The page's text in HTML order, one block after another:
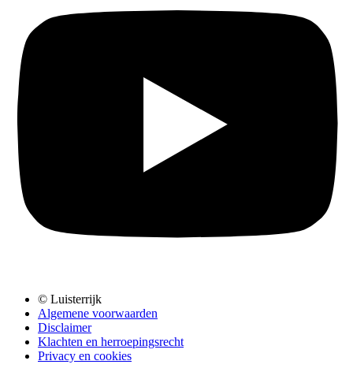
© Luisterrijk
Algemene voorwaarden
Disclaimer
Klachten en herroepingsrecht
Privacy en cookies